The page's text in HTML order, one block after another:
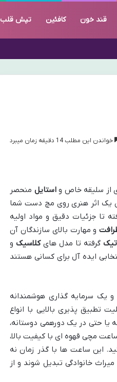
قند خون کافئین تپش قلب
خواندن این مطلب 14 دقیقه زمان میبرد
از سلیقه خاص واستایل منحصر
یک اثر هنری روی مچ دست شما
تا جزئیات دقیق و مواد اولیه
و مهارت بالای سازندگان آن
گرفته تا مدل هایکلاسیک و
ایده آل برای کسانی هستند
یک سرمایه گذاری هوشمندانه
پذیری بالایی با انواع
حتی در یک دورهمی دوستانه،
مچی قهوه ای با کیفیت بالا،
این ساعت ها با گذر زمان نه
خانوادگی تبدیل شوند و از